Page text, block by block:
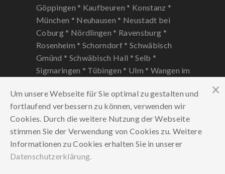
Göppingen * Kaufbeuren * Konstanz *
München * Neuhausen * Neustadt bei
Coburg * Nördlingen * Ravensburg *
Rosenheim * Schorndorf *Schwäbisch
Gmünd * Schwäbisch Hall *Selb *
Sigmaringen * Tübingen * Ulm * Wangen im
Um unsere Webseite für Sie optimal zu gestalten und
fortlaufend verbessern zu können, verwenden wir
Cookies. Durch die weitere Nutzung der Webseite
stimmen Sie der Verwendung von Cookies zu. Weitere
Informationen zu Cookies erhalten Sie in unserer
Datenschutzerklärung.